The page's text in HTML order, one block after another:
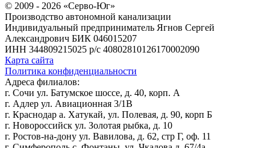
© 2009 - 2026 «Серво-Юг»
Производство автономной канализации
Индивидуальный предприниматель Ягнов Сергей
Александрович БИК 046015207
ИНН 344809215025 р/с 40802810126170002090
Карта сайта
Политика конфиденциальности
Адреса филиалов:
г. Сочи ул. Батумское шоссе, д. 40, корп. А
г. Адлер ул. Авиационная 3/1В
г. Краснодар а. Хатукай, ул. Полевая, д. 90, корп Б
г. Новороссийск ул. Золотая рыбка, д. 10
г. Ростов-на-дону ул. Вавилова, д. 62, стр Г, оф. 11